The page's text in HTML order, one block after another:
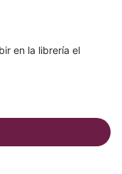
en la librería el